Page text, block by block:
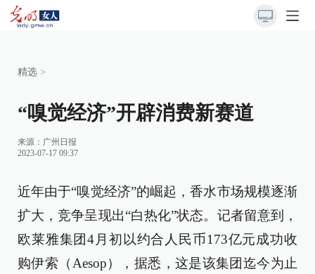
精选 >
“嗅觉经济”开辟消费新赛道
来源： 广州日报
2023-07-17 09:37
近年由于“嗅觉经济”的崛起，香水市场规模逐渐
扩大，竞争呈现出“白热化”状态。记者留意到，
欧莱雅集团4月初以约合人民币173亿元成功收
购伊索（Aesop），据悉，这是该集团迄今为止